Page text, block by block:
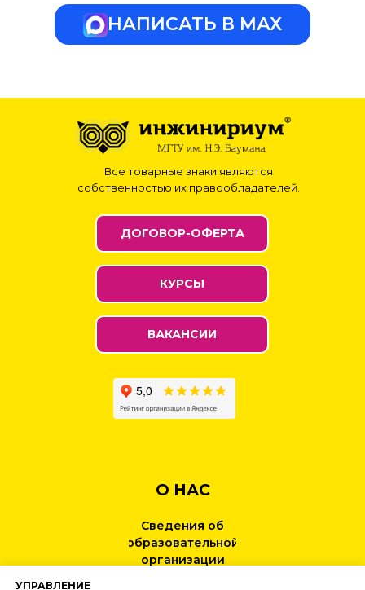
НАПИСАТЬ В МАХ
Все товарные знаки являются
собственностью их правообладателей.
О НАС
ВАКАНСИИ
КУРСЫ
Сведения об
образовательной
организации
ДОГОВОР-ОФЕРТА
УПРАВЛЕНИЕ